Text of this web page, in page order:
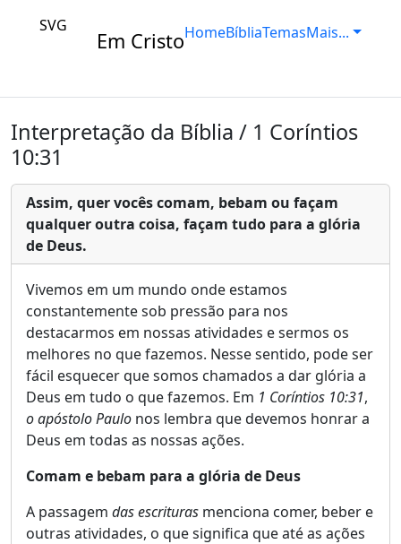
SVG
Em CristoHomeBíbliaTemasMais...
Interpretação da Bíblia / 1 Coríntios
10:31
Assim, quer vocês comam, bebam ou façam
qualquer outra coisa, façam tudo para a glória
de Deus.
Vivemos em um mundo onde estamos
constantemente sob pressão para nos
destacarmos em nossas atividades e sermos os
melhores no que fazemos. Nesse sentido, pode ser
fácil esquecer que somos chamados a dar glória a
Deus em tudo o que fazemos. Em 1 Coríntios 10:31,
o apóstolo Paulo nos lembra que devemos honrar a
Deus em todas as nossas ações.
Comam e bebam para a glória de Deus
A passagem das escrituras menciona comer, beber e
outras atividades, o que significa que até as ações